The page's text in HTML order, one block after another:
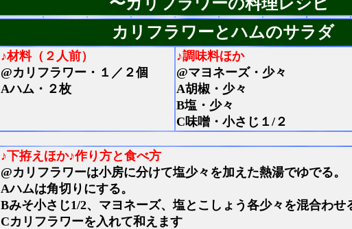
カリフラワーとハムのサラダ
♪材料（２人前）
@カリフラワー・１／２個
Aハム・２枚
♪調味料ほか
@マヨネーズ・少々
A胡椒・少々
B塩・少々
C味噌・小さじ１/２
♪下拵えほか♪作り方と食べ方
@カリフラワーは小房に分けて塩少々を加えた熱湯でゆでる。
Aハムは角切りにする。
Bみそ小さじ1/2、マヨネーズ、塩とこしょう各少々を混合わせ
Cカリフラワーを入れて和えます